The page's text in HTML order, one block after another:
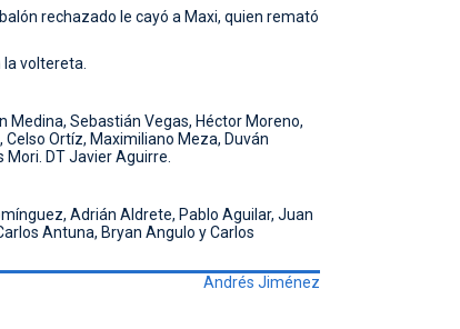
rechazado le cayó a Maxi, quien remató
voltereta.
Medina, Sebastián Vegas, Héctor Moreno,
Ortíz, Maximiliano Meza, Duván
DT Javier Aguirre.
Adrián Aldrete, Pablo Aguilar, Juan
Antuna, Bryan Angulo y Carlos
Andrés Jiménez